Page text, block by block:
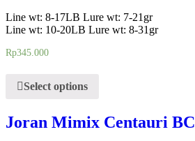
Line wt: 8-17LB Lure wt: 7-21gr
Line wt: 10-20LB Lure wt: 8-31gr
Rp345.000
Select options
Joran Mimix Centauri BC